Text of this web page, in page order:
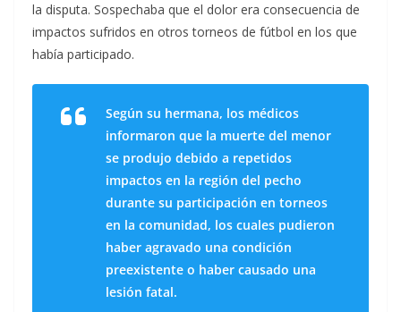
la disputa. Sospechaba que el dolor era consecuencia de
impactos sufridos en otros torneos de fútbol en los que
había participado.
Según su hermana, los médicos
informaron que la muerte del menor
se produjo debido a repetidos
impactos en la región del pecho
durante su participación en torneos
en la comunidad, los cuales pudieron
haber agravado una condición
preexistente o haber causado una
lesión fatal.